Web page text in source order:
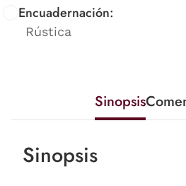
Encuadernación:
Rústica
Sinopsis
Sinopsis